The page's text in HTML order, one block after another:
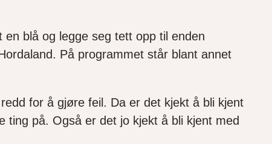
blå og legge seg tett opp til enden
På programmet står blant annet
for å gjøre feil. Da er det kjekt å bli kjent
ting på. Også er det jo kjekt å bli kjent med